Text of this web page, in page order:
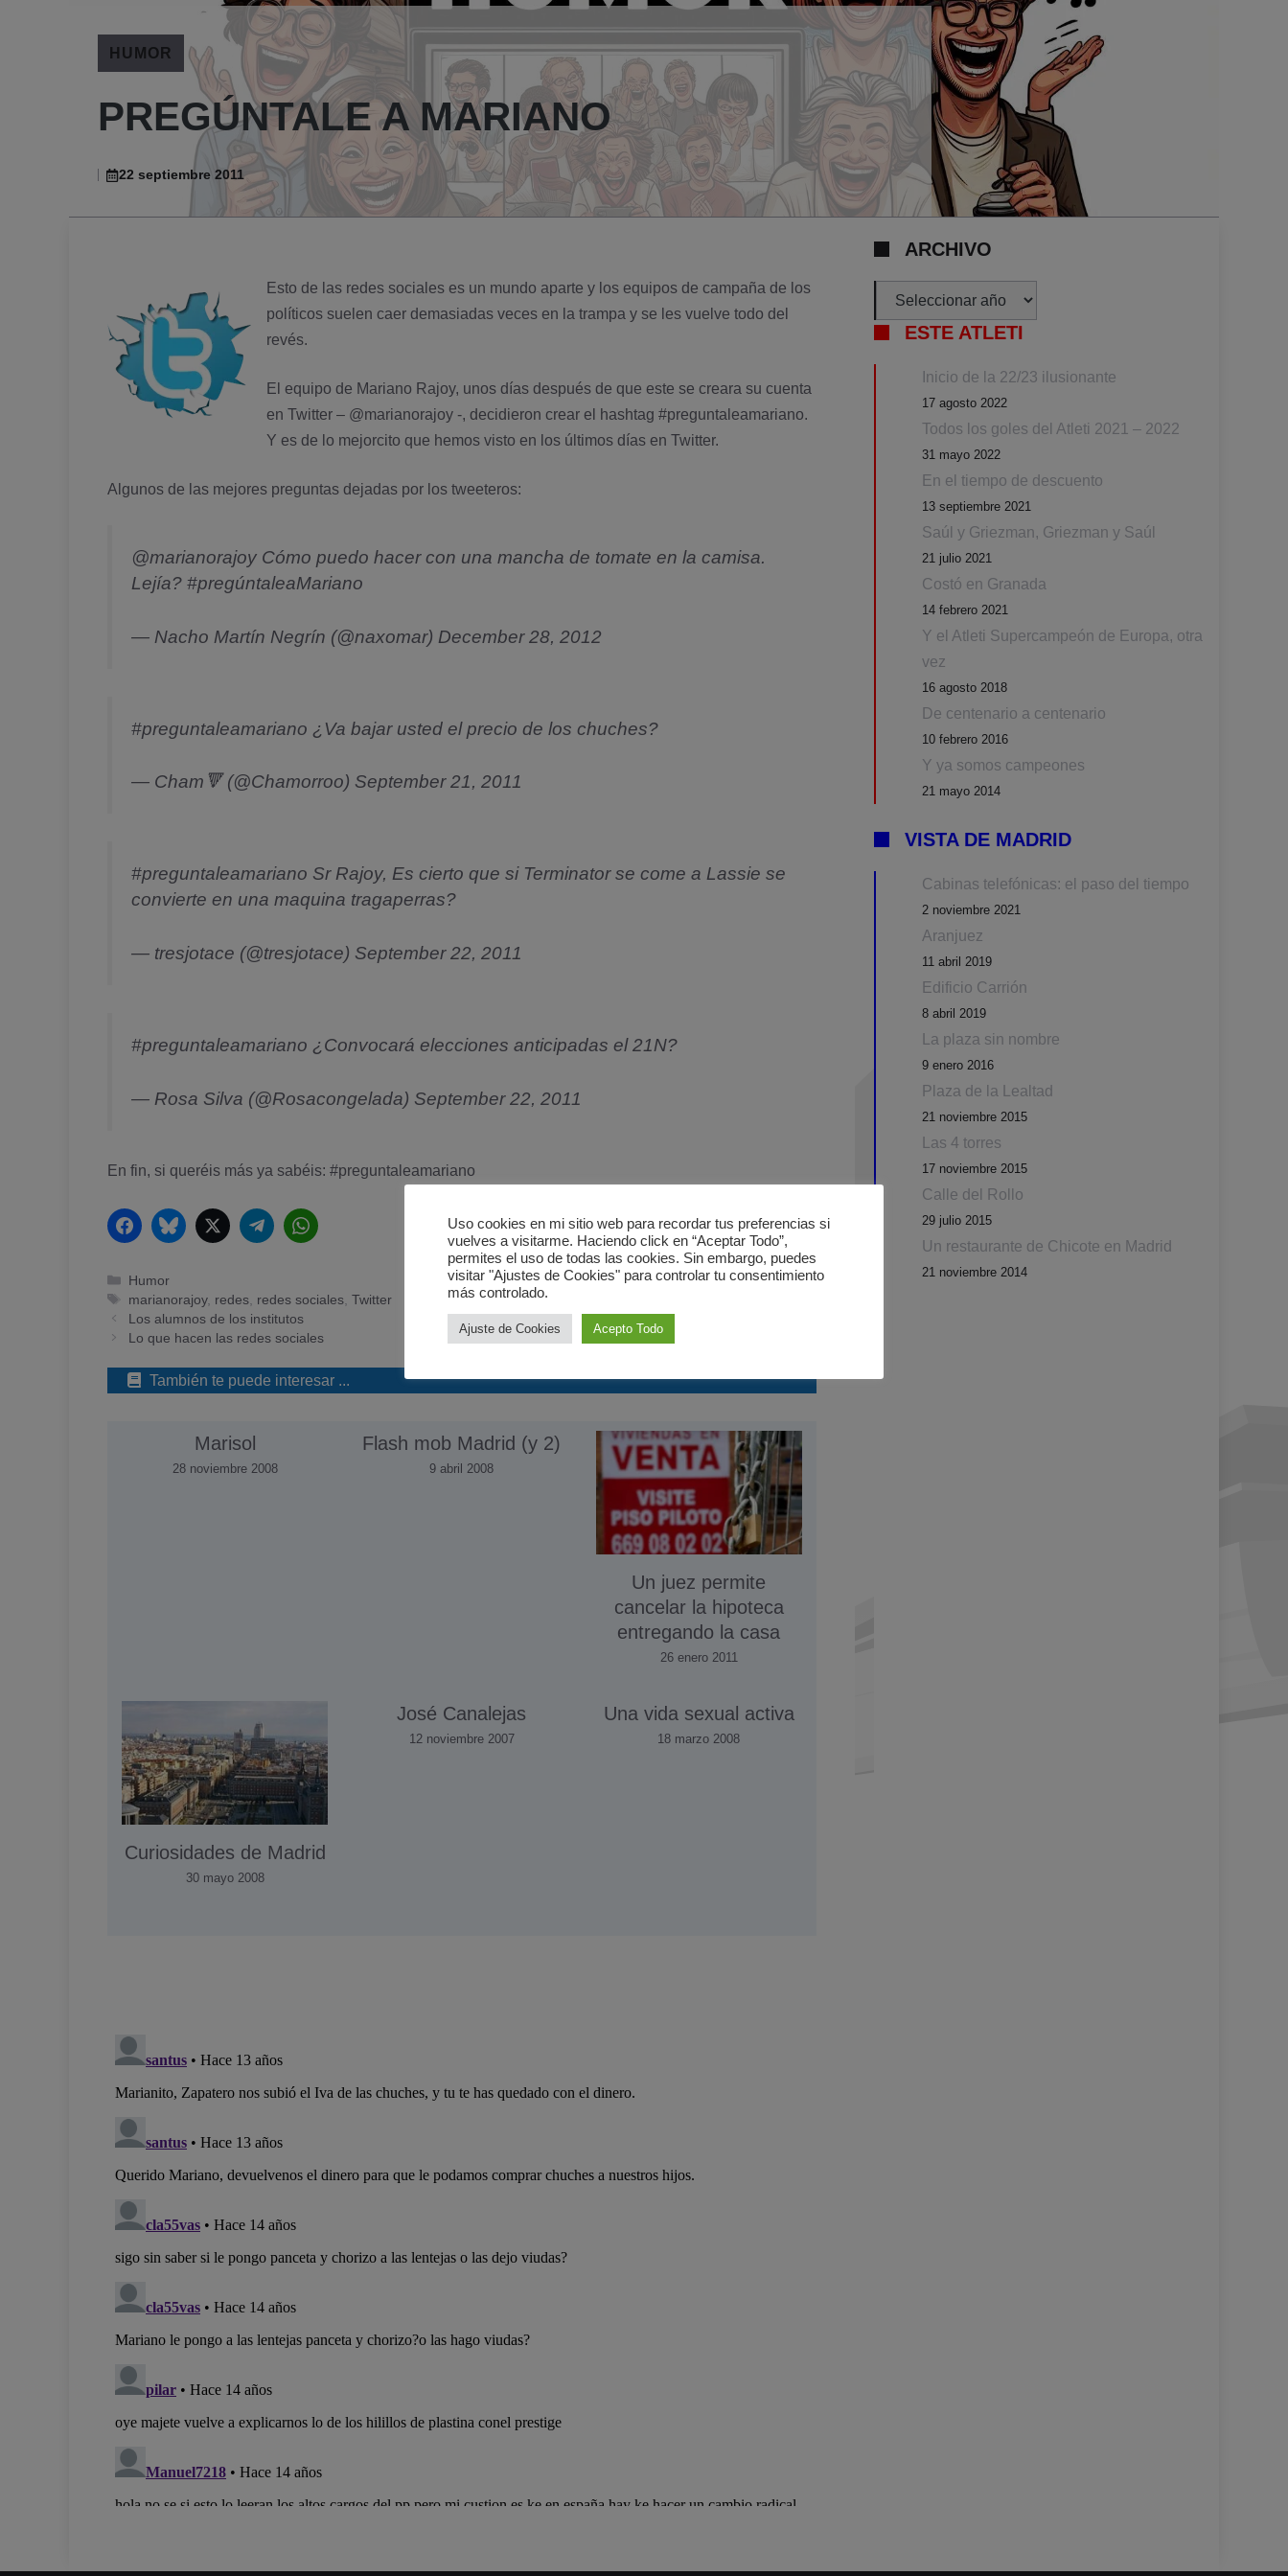
HUMOR
PREGÚNTALE A MARIANO
22 septiembre 2011
Esto de las redes sociales es un mundo aparte y los equipos de campaña de los
polí­ticos suelen caer demasiadas veces en la trampa y se les vuelve todo del
revés.
El equipo de Mariano Rajoy, unos dí­as después de que este se creara su cuenta
en Twitter – @marianorajoy -, decidieron crear el hashtag #preguntaleamariano.
Y es de lo mejorcito que hemos visto en los últimos dí­as en Twitter.
Algunos de las mejores preguntas dejadas por los tweeteros:
@marianorajoy Cómo puedo hacer con una mancha de tomate en la camisa.
Lejía? #pregúntaleaMariano
— Nacho Martín Negrín (@naxomar) December 28, 2012
#preguntaleamariano ¿Va bajar usted el precio de los chuches?
— Cham🔻 (@Chamorroo) September 21, 2011
#preguntaleamariano Sr Rajoy, Es cierto que si Terminator se come a Lassie se
convierte en una maquina tragaperras?
— tresjotace (@tresjotace) September 22, 2011
#preguntaleamariano ¿Convocará elecciones anticipadas el 21N?
— Rosa Silva (@Rosacongelada) September 22, 2011
En fin, si queréis más ya sabéis: #preguntaleamariano
FacebookBluesky Twitter Telegram
Categorías
Humor
Etiquetas
marianorajoy, redes, redes sociales, Twitter
Los alumnos de los institutos
Lo que hacen las redes sociales
También te puede interesar ...
Marisol
28 noviembre 2008
Flash mob Madrid (y 2)
9 abril 2008
Un juez permite
cancelar la hipoteca
entregando la casa
26 enero 2011
Curiosidades de Madrid
30 mayo 2008
José Canalejas
12 noviembre 2007
Una vida sexual activa
18 marzo 2008
ARCHIVO
Archivos
ESTE ATLETI
Inicio de la 22/23 ilusionante
17 agosto 2022
Todos los goles del Atleti 2021 – 2022
31 mayo 2022
En el tiempo de descuento
13 septiembre 2021
Saúl y Griezman, Griezman y Saúl
21 julio 2021
Costó en Granada
14 febrero 2021
Y el Atleti Supercampeón de Europa, otra
vez
16 agosto 2018
De centenario a centenario
10 febrero 2016
Y ya somos campeones
21 mayo 2014
VISTA DE MADRID
Cabinas telefónicas: el paso del tiempo
2 noviembre 2021
Aranjuez
11 abril 2019
Edificio Carrión
8 abril 2019
La plaza sin nombre
9 enero 2016
Plaza de la Lealtad
21 noviembre 2015
Las 4 torres
17 noviembre 2015
Calle del Rollo
29 julio 2015
Un restaurante de Chicote en Madrid
21 noviembre 2014
Uso cookies en mi sitio web para recordar tus preferencias si
vuelves a visitarme. Haciendo click en “Aceptar Todo”,
permites el uso de todas las cookies. Sin embargo, puedes
visitar "Ajustes de Cookies" para controlar tu consentimiento
más controlado.
Ajuste de Cookies Acepto Todo